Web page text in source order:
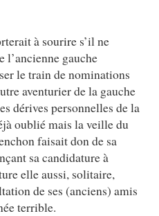
à sourire s’il ne
l’ancienne gauche
le train de nominations
aventurier de la gauche
dérives personnelles de la
oublié mais la veille du
faisait don de sa
sa candidature à
elle aussi, solitaire,
de ses (anciens) amis
terrible.